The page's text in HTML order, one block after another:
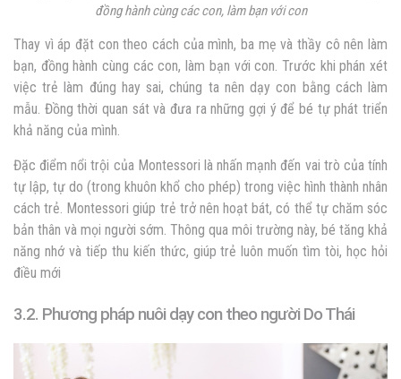
đồng hành cùng các con, làm bạn với con
Thay vì áp đặt con theo cách của mình, ba mẹ và thầy cô nên làm
bạn, đồng hành cùng các con, làm bạn với con. Trước khi phán xét
việc trẻ làm đúng hay sai, chúng ta nên dạy con bằng cách làm
mẫu. Đồng thời quan sát và đưa ra những gợi ý để bé tự phát triển
khả năng của mình.
Đặc điểm nổi trội của Montessori là nhấn mạnh đến vai trò của tính
tự lập, tự do (trong khuôn khổ cho phép) trong việc hình thành nhân
cách trẻ. Montessori giúp trẻ trở nên hoạt bát, có thể tự chăm sóc
bản thân và mọi người sớm. Thông qua môi trường này, bé tăng khả
năng nhớ và tiếp thu kiến thức, giúp trẻ luôn muốn tìm tòi, học hỏi
điều mới
3.2. Phương pháp nuôi dạy con theo người Do Thái